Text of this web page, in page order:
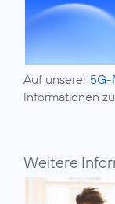
Auf unserer 5G-
Informationen
Weitere